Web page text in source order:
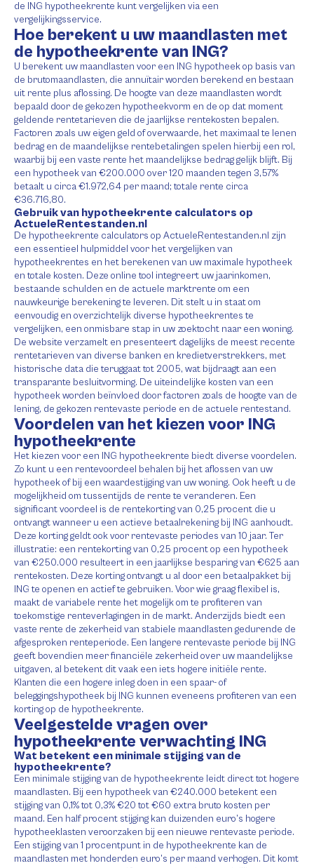
de ING hypotheekrente kunt vergelijken via een
vergelijkingsservice.
Hoe berekent u uw maandlasten met
de hypotheekrente van ING?
U berekent uw maandlasten voor een ING hypotheek op basis van
de brutomaandlasten, die annuïtair worden berekend en bestaan
uit rente plus aflossing. De hoogte van deze maandlasten wordt
bepaald door de gekozen hypotheekvorm en de op dat moment
geldende rentetarieven die de jaarlijkse rentekosten bepalen.
Factoren zoals uw eigen geld of overwaarde, het maximaal te lenen
bedrag en de maandelijkse rentebetalingen spelen hierbij een rol,
waarbij bij een vaste rente het maandelijkse bedrag gelijk blijft. Bij
een hypotheek van €200.000 over 120 maanden tegen 3,57%
betaalt u circa €1.972,64 per maand; totale rente circa
€36.716,80.
Gebruik van hypotheekrente calculators op
ActueleRentestanden.nl
De hypotheekrente calculators op ActueleRentestanden.nl zijn
een essentieel hulpmiddel voor het vergelijken van
hypotheekrentes en het berekenen van uw maximale hypotheek
en totale kosten. Deze online tool integreert uw jaarinkomen,
bestaande schulden en de actuele marktrente om een
nauwkeurige berekening te leveren. Dit stelt u in staat om
eenvoudig en overzichtelijk diverse hypotheekrentes te
vergelijken, een onmisbare stap in uw zoektocht naar een woning.
De website verzamelt en presenteert dagelijks de meest recente
rentetarieven van diverse banken en kredietverstrekkers, met
historische data die teruggaat tot 2005, wat bijdraagt aan een
transparante besluitvorming. De uiteindelijke kosten van een
hypotheek worden beïnvloed door factoren zoals de hoogte van de
lening, de gekozen rentevaste periode en de actuele rentestand.
Voordelen van het kiezen voor ING
hypotheekrente
Het kiezen voor een ING hypotheekrente biedt diverse voordelen.
Zo kunt u een rentevoordeel behalen bij het aflossen van uw
hypotheek of bij een waardestijging van uw woning. Ook heeft u de
mogelijkheid om tussentijds de rente te veranderen. Een
significant voordeel is de rentekorting van 0,25 procent die u
ontvangt wanneer u een actieve betaalrekening bij ING aanhoudt.
Deze korting geldt ook voor rentevaste periodes van 10 jaar. Ter
illustratie: een rentekorting van 0,25 procent op een hypotheek
van €250.000 resulteert in een jaarlijkse besparing van €625 aan
rentekosten. Deze korting ontvangt u al door een betaalpakket bij
ING te openen en actief te gebruiken. Voor wie graag flexibel is,
maakt de variabele rente het mogelijk om te profiteren van
toekomstige renteverlagingen in de markt. Anderzijds biedt een
vaste rente de zekerheid van stabiele maandlasten gedurende de
afgesproken renteperiode. Een langere rentevaste periode bij ING
geeft bovendien meer financiële zekerheid over uw maandelijkse
uitgaven, al betekent dit vaak een iets hogere initiële rente.
Klanten die een hogere inleg doen in een spaar- of
beleggingshypotheek bij ING kunnen eveneens profiteren van een
korting op de hypotheekrente.
Veelgestelde vragen over
hypotheekrente verwachting ING
Wat betekent een minimale stijging van de
hypotheekrente?
Een minimale stijging van de hypotheekrente leidt direct tot hogere
maandlasten. Bij een hypotheek van €240.000 betekent een
stijging van 0,1% tot 0,3% €20 tot €60 extra bruto kosten per
maand. Een half procent stijging kan duizenden euro’s hogere
hypotheeklasten veroorzaken bij een nieuwe rentevaste periode.
Een stijging van 1 procentpunt in de hypotheekrente kan de
maandlasten met honderden euro’s per maand verhogen. Dit komt